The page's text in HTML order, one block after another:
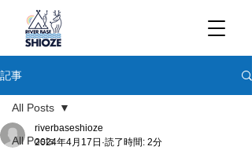
記事
All Posts
All Posts
riverbaseshioze
2024年4月17日 読了時間: 2分